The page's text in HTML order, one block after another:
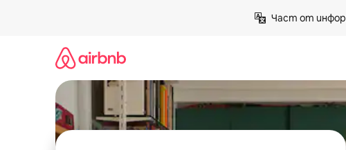
Част от